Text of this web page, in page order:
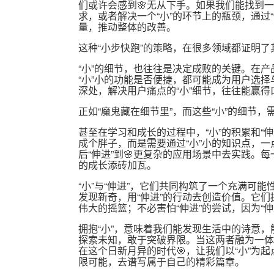
们或许会感到🌸无从下手。如果我们能找到
求，或者解决一个“小”的环节上的瓶颈，通
量，推动整体的改善。
这种“小步快跑”的策略，在很多领域都证明
“小”的细节，也往往是决定成败的关键。在
“小”小的功能是否便捷，都可能成为用户选
深处，解决用户痛点的“小”细节，往往能赢
正如“魔鬼藏在细节里”，而这些“小”的细节
甚至在学习和成长的过程中，“小”的积累和“
成个胖子，而是需要通过“小”小的知识点，
后“伸进”到🌸更复杂的应用场景中去实践。
的成长添砖加瓦。
“小”与“伸进”，它们共同构筑了一个充满可
发现新奇，用“伸进”的行动去创造价值。它
伟大的摇篮；不必害怕“伸进”的尝试，因为“
拥抱“小”，意味着我们能发现生活中的诗意
探索未知，敢于突破界限。当这两者融为一
在这个日新月异的时代🎯，让我们以“小”为
限可能，去谱写属于自己的精彩篇章。